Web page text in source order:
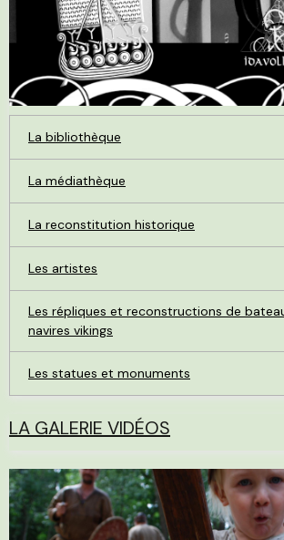
La bibliothèque
La médiathèque
La reconstitution historique
Les artistes
Les répliques et reconstructions de
navires vikings
Les statues et monuments
LA GALERIE VIDÉOS